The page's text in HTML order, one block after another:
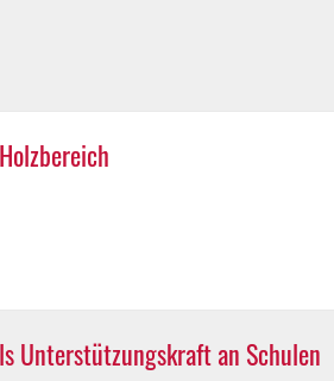
Unterstützungskraft an Schulen